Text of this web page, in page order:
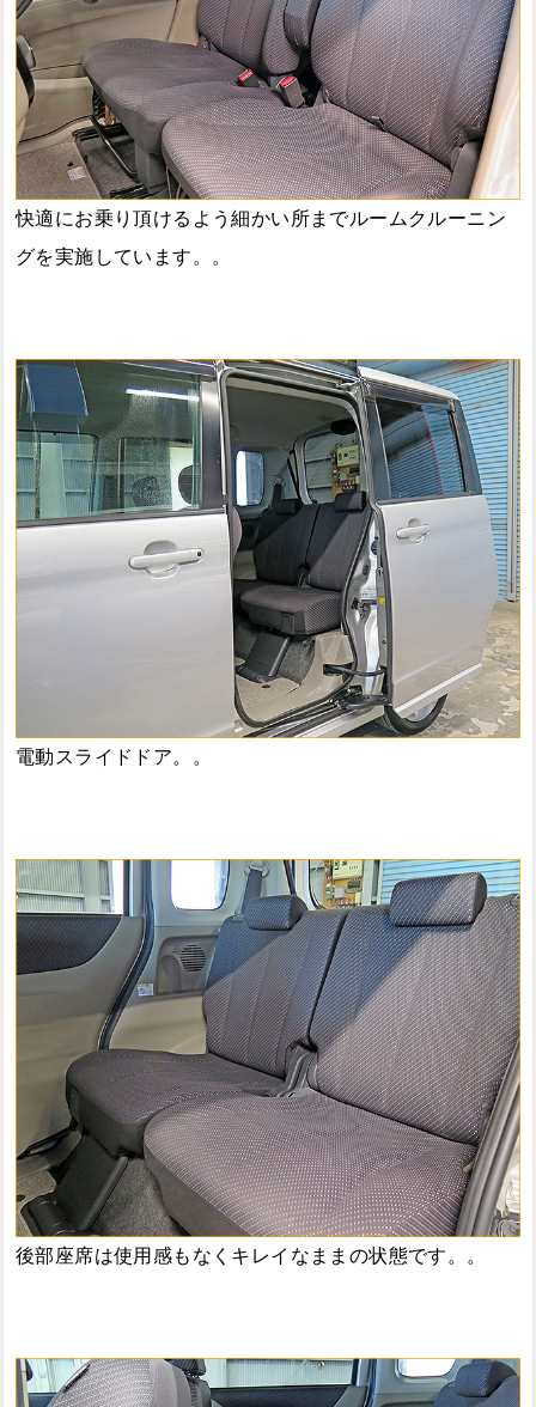
快適にお乗り頂けるよう細かい所までルームクルーニン
グを実施しています。。
電動スライドドア。。
後部座席は使用感もなくキレイなままの状態です。。